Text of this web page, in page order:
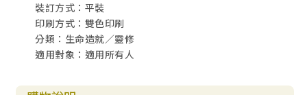
裝訂方式：平裝
印刷方式：雙色印刷
分類：生命造就／靈修
適用對象：適用所有人